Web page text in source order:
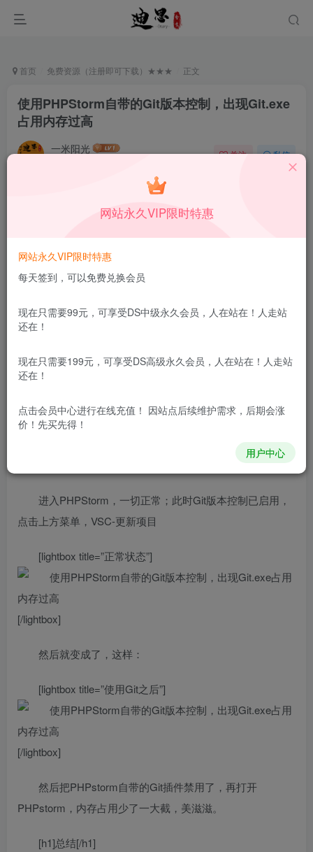
首页 免费资源（注册即可下载）★★★ 正文
使用PHPStorm自带的Git版本控制，出现Git.exe
占用内存过高
一米阳光 关注 私信
用途。如有侵权、不妥之处，请第一时间联系我们删除！
[h1]问题描述[/h1]
今天发现使用PHPstorm自带的Git操作，Git会占用很高
的内存，而禁用之后，使用终端操作，Git基本不占内存…
这应该是一直存在的问题，以前没有发现，虽然启用了
自带的Git版本控制功能，但实际上一直用的命令行…
进入PHPStorm，一切正常；此时Git版本控制已启用，
点击上方菜单，VSC-更新项目
[lightbox title=”正常状态”]
[/lightbox]
然后就变成了，这样：
[lightbox title=”使用Git之后”]
[/lightbox]
然后把PHPstorm自带的Git插件禁用了，再打开
PHPstorm，内存占用少了一大截，美滋滋。
[h1]总结[/h1]
网站永久VIP限时特惠
网站永久VIP限时特惠
每天签到，可以免费兑换会员
现在只需要99元，可享受DS中级永久会员，人在站在！人走站
还在！
现在只需要199元，可享受DS高级永久会员，人在站在！人走站
还在！
点击会员中心进行在线充值！ 因站点后续维护需求，后期会涨
价！先买先得！
用户中心